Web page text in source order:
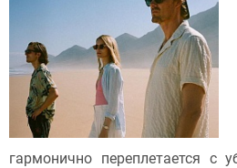
гармонично переплетается с